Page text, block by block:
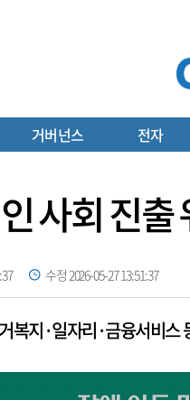
거버넌스 전자
사회 진출
수정 2026-05-27 13:51:37
복지·일자리·금융서비스